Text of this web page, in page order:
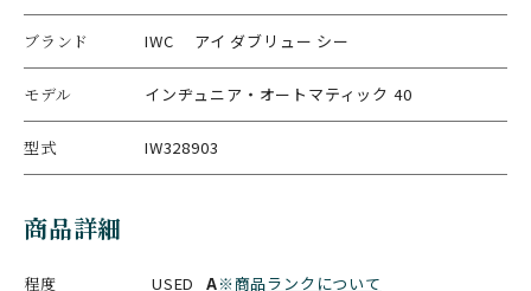
ブランド IWC アイ ダブリュー シー
モデル インヂュニア・オートマティック 40
型式 IW328903
商品詳細
程度 USED A※商品ランクについて